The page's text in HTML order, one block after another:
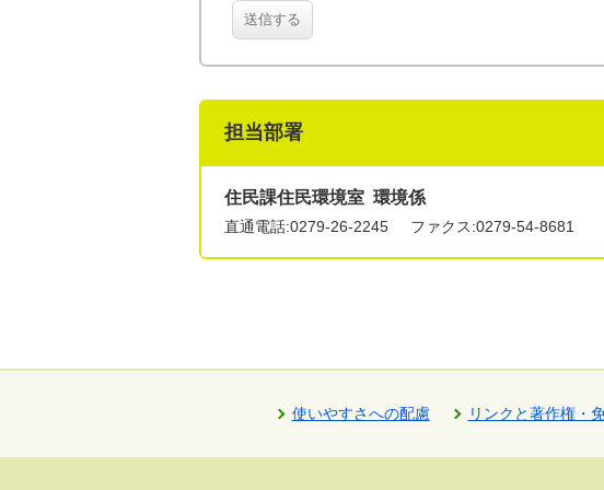
送信する
担当部署
住民課住民環境室 環境係
直通電話:0279-26-2245 ファクス:0279-54-8681
使いやすさへの配慮 リンクと著作権・